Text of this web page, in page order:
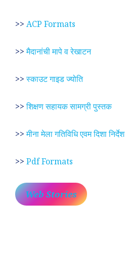
>> ACP Formats
>>मैदानांची मापे व रेखाटन
>>स्काउट गाइड ज्योति
>>शिक्षण सहायक सामग्री पुस्तक
>>मीना मेला गतिविधि एवम दिशा निर्देश
>> Pdf Formats
Web Stories